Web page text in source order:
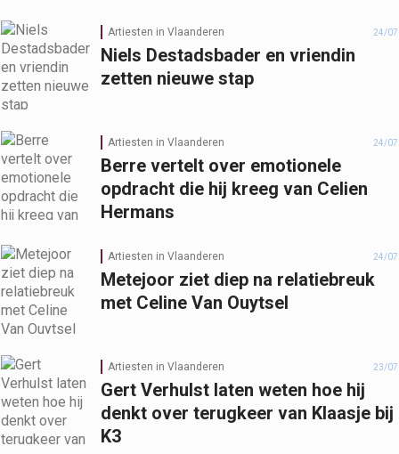
Artiesten in Vlaanderen 24/07
Niels Destadsbader en vriendin
zetten nieuwe stap
Artiesten in Vlaanderen 24/07
Berre vertelt over emotionele
opdracht die hij kreeg van Celien
Hermans
Artiesten in Vlaanderen 24/07
Metejoor ziet diep na relatiebreuk
met Celine Van Ouytsel
Artiesten in Vlaanderen 23/07
Gert Verhulst laten weten hoe hij
denkt over terugkeer van Klaasje bij
K3